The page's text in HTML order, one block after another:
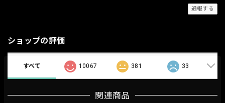
通報する
ショップの評価
すべて 10067 381 33
関連商品